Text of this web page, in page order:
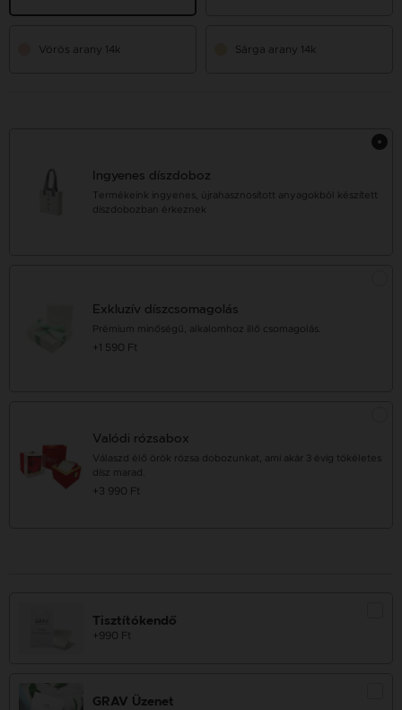
Vörös arany 14k Sárga arany 14k
Ingyenes díszdoboz
Termékeink ingyenes, újrahasznosított anyagokból készített
díszdobozban érkeznek
Exkluzív díszcsomagolás
Prémium minőségű, alkalomhoz illő csomagolás.
+1 590 Ft
Valódi rózsabox
Válaszd élő örök rózsa dobozunkat, ami akár 3 évig tökéletes
dísz marad.
+3 990 Ft
Tisztítókendő
+990 Ft
GRAV Üzenet